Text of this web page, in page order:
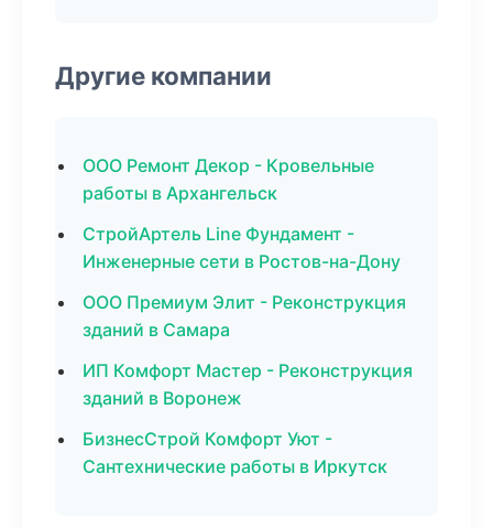
Другие компании
ООО Ремонт Декор - Кровельные
работы в Архангельск
СтройАртель Line Фундамент -
Инженерные сети в Ростов-на-Дону
ООО Премиум Элит - Реконструкция
зданий в Самара
ИП Комфорт Мастер - Реконструкция
зданий в Воронеж
БизнесСтрой Комфорт Уют -
Сантехнические работы в Иркутск